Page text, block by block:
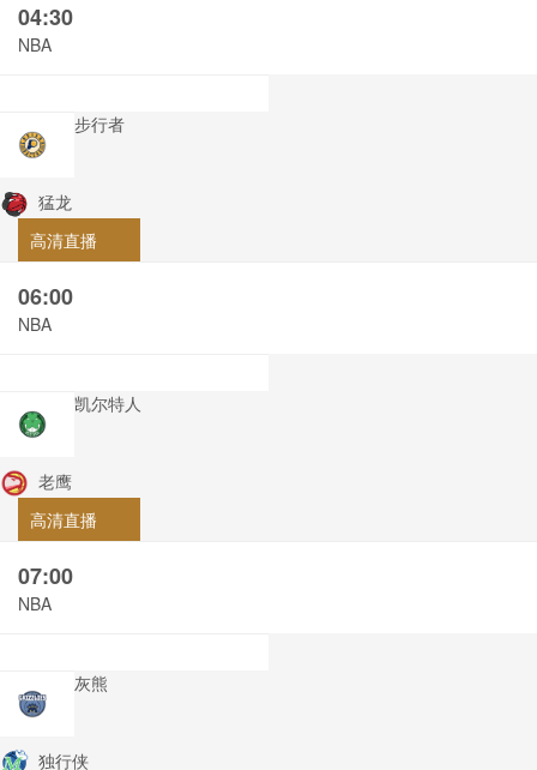
04:30
NBA
步行者
猛龙
高清直播
06:00
NBA
凯尔特人
老鹰
高清直播
07:00
NBA
灰熊
独行侠